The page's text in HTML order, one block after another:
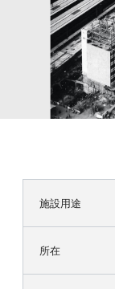
施設用途
所在